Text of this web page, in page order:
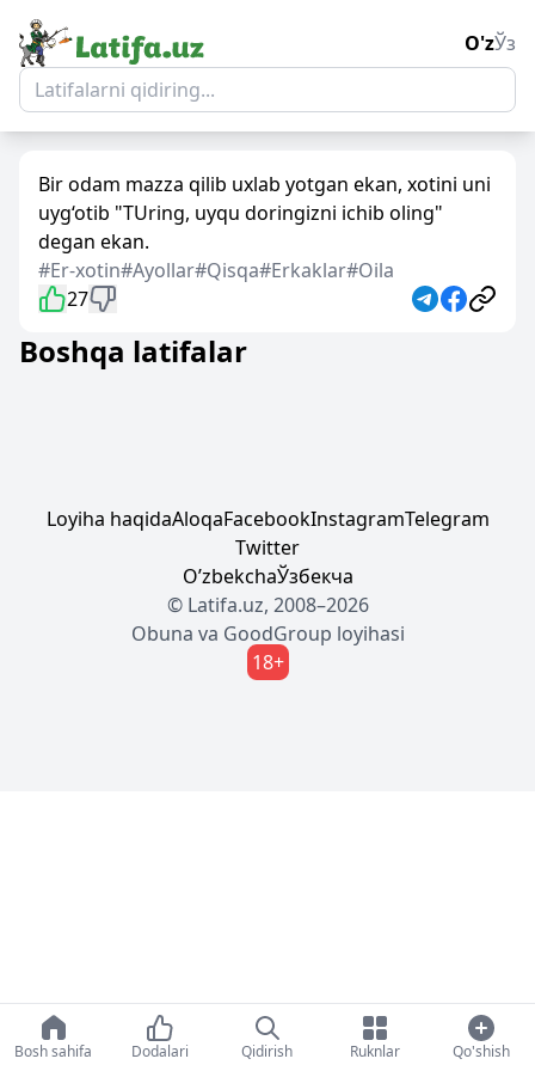
O'zЎз
Bir odam mazza qilib uxlab yotgan ekan, xotini uni
uyg‘otib "TUring, uyqu doringizni ichib oling"
degan ekan.
#Er-xotin#Ayollar#Qisqa#Erkaklar#Oila
27
Boshqa latifalar
Loyiha haqidaAloqaFacebookInstagramTelegram
Twitter
OʼzbekchaЎзбекча
© Latifa.uz, 2008–2026
Obuna va GoodGroup loyihasi
18+
Bosh sahifa Dodalari Qidirish Ruknlar Qo'shish